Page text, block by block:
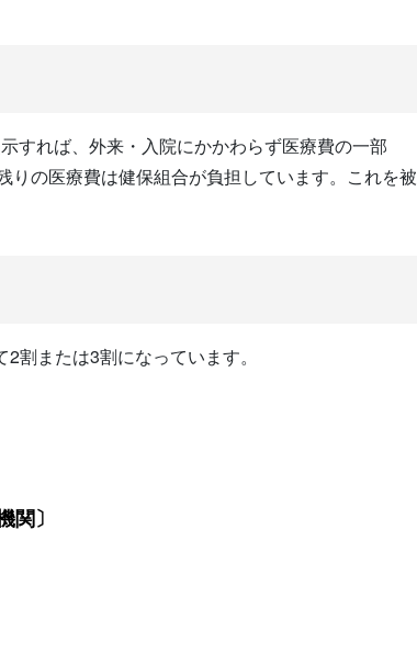
すれば、外来・入院にかかわらず医療費の一部
りの医療費は健保組合が負担しています。これを被
割または3割になっています。
〕